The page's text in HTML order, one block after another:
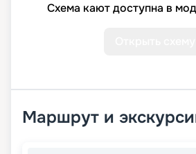
Схема кают доступна в
Маршрут и